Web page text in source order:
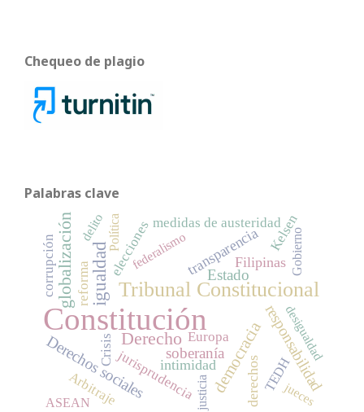
Chequeo de plagio
Palabras clave
Constitución
Tribunal Constitucional
igualdad
globalización
Derecho democracia
Derechos sociales
Estado
soberanía responsabilidad
transparencia
intimidad
Filipinas
derechos
Crisis
medidas de austeridad
jurisprudencia
reforma
TEDH
elecciones
Europa
Arbitraje
corrupción
Kelsen
federalismo
Política Gobierno
desigualdad
ASEAN jueces
justicia
delito